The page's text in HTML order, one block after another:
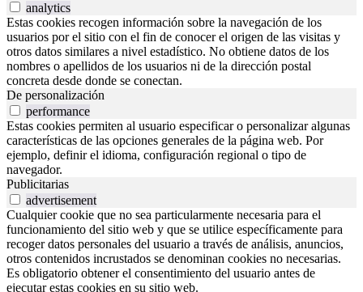
analytics
Estas cookies recogen información sobre la navegación de los
usuarios por el sitio con el fin de conocer el origen de las visitas y
otros datos similares a nivel estadístico. No obtiene datos de los
nombres o apellidos de los usuarios ni de la dirección postal
concreta desde donde se conectan.
De personalización
performance
Estas cookies permiten al usuario especificar o personalizar algunas
características de las opciones generales de la página web. Por
ejemplo, definir el idioma, configuración regional o tipo de
navegador.
Publicitarias
advertisement
Cualquier cookie que no sea particularmente necesaria para el
funcionamiento del sitio web y que se utilice específicamente para
recoger datos personales del usuario a través de análisis, anuncios,
otros contenidos incrustados se denominan cookies no necesarias.
Es obligatorio obtener el consentimiento del usuario antes de
ejecutar estas cookies en su sitio web.